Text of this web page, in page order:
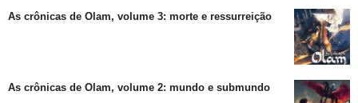
As crônicas de Olam, volume 3: morte e ressurreição
As crônicas de Olam, volume 2: mundo e submundo